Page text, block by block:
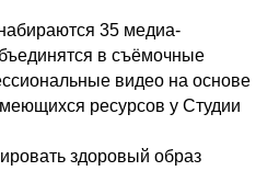
35 медиа-
в съёмочные
видео на основе
ресурсов у Студии
здоровый образ